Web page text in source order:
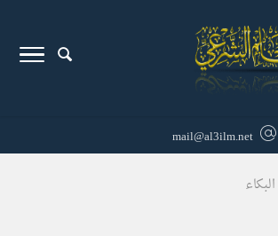
mail@al3ilm.net
البكاء